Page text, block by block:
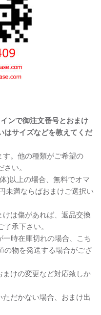
ンで御注文番号とおまけ
はサイズなどを教えてくだ
。他の種類がご希望の
い。
)以上の場合、無料でオマ
未満ならばおまけご選択い
は傷があれば、返品交換
承下さい。
時在庫切れの場合、こち
の物を発送する場合がござ
けの変更など対応致しか
だかない場合、おまけ出